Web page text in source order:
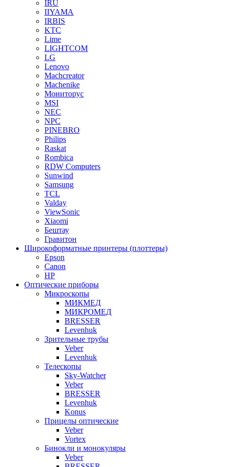
IRU
IIYAMA
IRBIS
KTC
Lime
LIGHTCOM
LG
Lenovo
Machcreator
Machenike
Мониторус
MSI
NEC
NPC
PINEBRO
Philips
Raskat
Rombica
RDW Computers
Sunwind
Samsung
TCL
Valday
ViewSonic
Xiaomi
Бештау
Гравитон
Широкоформатные принтеры (плоттеры)
Epson
Canon
HP
Оптические приборы
Микроскопы
МИКМЕД
МИКРОМЕД
BRESSER
Levenhuk
Зрительные трубы
Veber
Levenhuk
Телескопы
Sky-Watcher
Veber
BRESSER
Levenhuk
Konus
Прицелы оптические
Veber
Vortex
Бинокли и монокуляры
Veber